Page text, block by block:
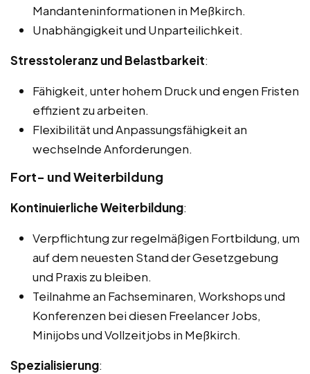
Mandanteninformationen in Meßkirch.
Unabhängigkeit und Unparteilichkeit.
Stresstoleranz und Belastbarkeit:
Fähigkeit, unter hohem Druck und engen Fristen
effizient zu arbeiten.
Flexibilität und Anpassungsfähigkeit an
wechselnde Anforderungen.
Fort- und Weiterbildung
Kontinuierliche Weiterbildung:
Verpflichtung zur regelmäßigen Fortbildung, um
auf dem neuesten Stand der Gesetzgebung
und Praxis zu bleiben.
Teilnahme an Fachseminaren, Workshops und
Konferenzen bei diesen Freelancer Jobs,
Minijobs und Vollzeitjobs in Meßkirch.
Spezialisierung: